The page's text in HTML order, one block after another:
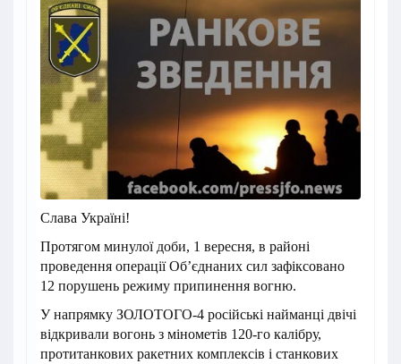
Слава Україні!
Протягом минулої доби, 1 вересня, в районі
проведення операції Об’єднаних сил зафіксовано
12 порушень режиму припинення вогню.
У напрямку ЗОЛОТОГО-4 російські найманці двічі
відкривали вогонь з мінометів 120-го калібру,
протитанкових ракетних комплексів і станкових